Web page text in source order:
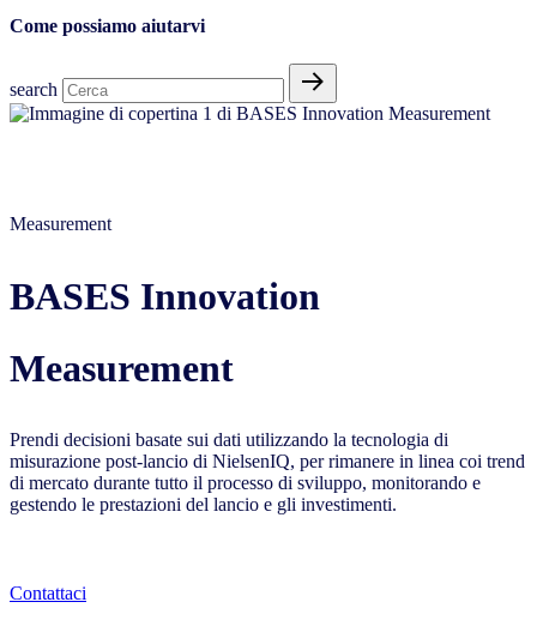
Come possiamo aiutarvi
search
Measurement
BASES Innovation
Measurement
Prendi decisioni basate sui dati utilizzando la tecnologia di
misurazione post-lancio di NielsenIQ, per rimanere in linea coi trend
di mercato durante tutto il processo di sviluppo, monitorando e
gestendo le prestazioni del lancio e gli investimenti.
Contattaci